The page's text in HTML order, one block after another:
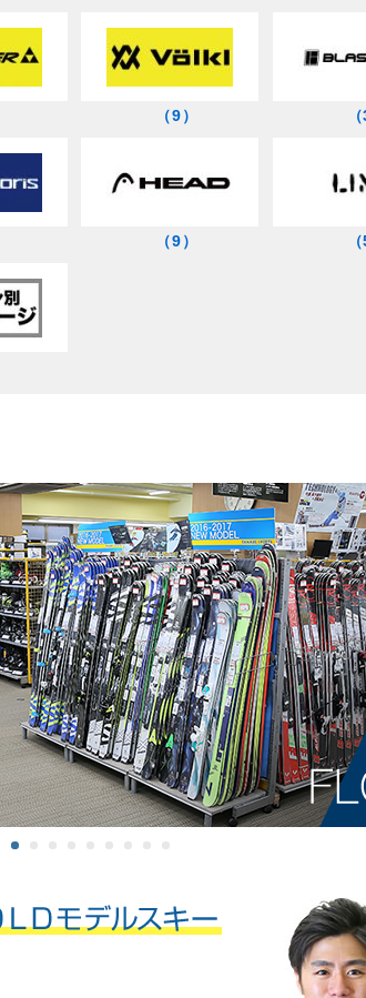
（9）
（9）